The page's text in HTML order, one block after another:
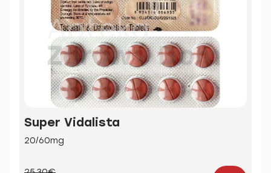
Super Vidalista
20/60mg